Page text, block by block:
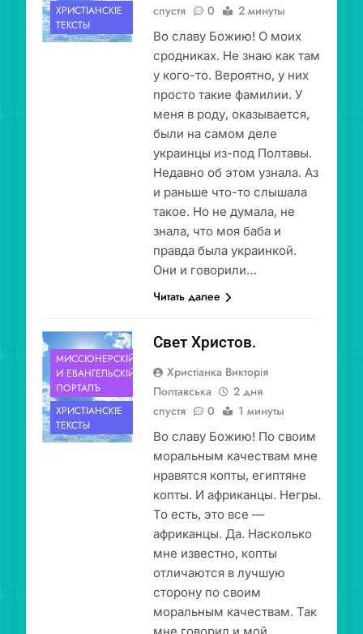
ХРИСТІА́НСКІЕ
ТЕ́КСТЫ
спустя
0 2 минуты
Во славу Божию! О моих
сродниках. Не знаю как там
у кого-то. Вероятно, у них
просто такие фамилии. У
меня в роду, оказывается,
были на самом деле
украинцы из-под Полтавы.
Недавно об этом узнала. Аз
и раньше что-то слышала
такое. Но не думала, не
знала, что моя баба и
правда была украинкой.
Они и говорили…
Читать далее
МИССІОНЕ́РСКІЙ
И ЕВАНГЕ́ЛЬСКІЙ
ПОРТА́ЛЪ
ХРИСТІА́НСКІЕ
ТЕ́КСТЫ
Свет Христов.
Христіанка Викторія
Полтавська
2 дня
спустя
0 1 минуты
Во славу Божию! По своим
моральным качествам мне
нравятся копты, египтяне
копты. И африканцы. Негры.
То есть, это все —
африканцы. Да. Насколько
мне известно, копты
отличаются в лучшую
сторону по своим
моральным качествам. Так